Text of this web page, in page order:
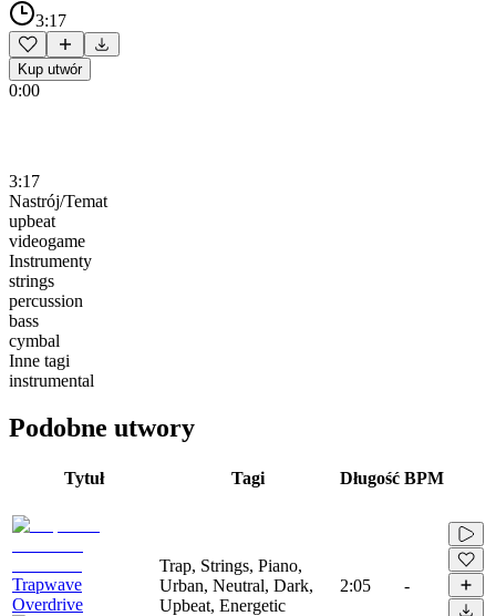
3:17
Kup utwór
0:00
3:17
Nastrój/Temat
upbeat
videogame
Instrumenty
strings
percussion
bass
cymbal
Inne tagi
instrumental
Podobne utwory
Tytuł Tagi Długość BPM
Trapwave
Overdrive
Trap, Strings, Piano,
Urban, Neutral, Dark,
Upbeat, Energetic
2:05 -